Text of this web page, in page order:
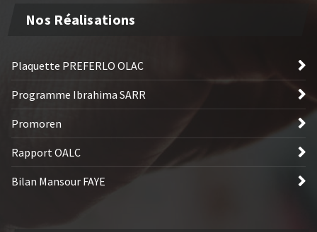
Nos Réalisations
Plaquette PREFERLO OLAC
Programme Ibrahima SARR
Promoren
Rapport OALC
Bilan Mansour FAYE